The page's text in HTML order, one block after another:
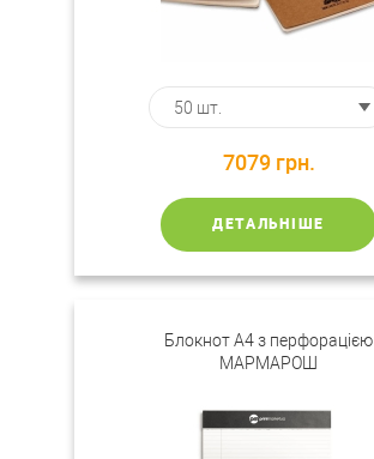
7079 грн.
ДЕТАЛЬНІШЕ
Блокнот А4 з перфорацією
МАРМАРОШ